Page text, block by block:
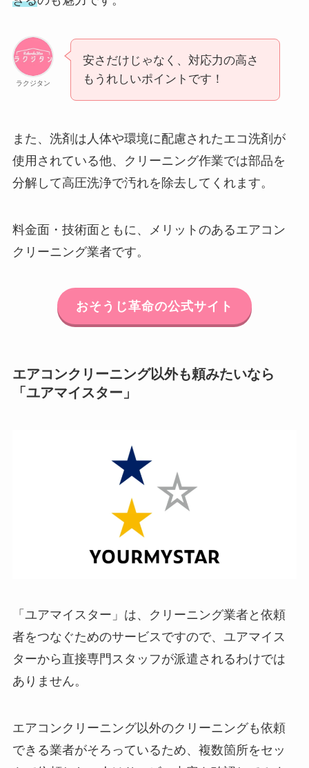
ラクジタン
安さだけじゃなく、対応力の高さ
もうれしいポイントです！
また、洗剤は人体や環境に配慮されたエコ洗剤が
使用されている他、クリーニング作業では部品を
分解して高圧洗浄で汚れを除去してくれます。
料金面・技術面ともに、メリットのあるエアコン
クリーニング業者です。
おそうじ革命の公式サイト
エアコンクリーニング以外も頼みたいなら
「ユアマイスター」
「ユアマイスター」は、クリーニング業者と依頼
者をつなぐためのサービスですので、ユアマイス
ターから直接専門スタッフが派遣されるわけでは
ありません。
エアコンクリーニング以外のクリーニングも依頼
できる業者がそろっているため、複数箇所をセッ